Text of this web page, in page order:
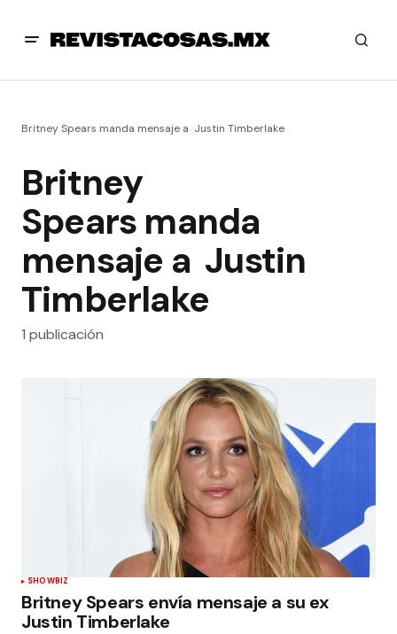
Britney Spears manda mensaje a Justin Timberlake
Britney
Spears manda
mensaje a Justin
Timberlake
1 publicación
SHOWBIZ
Britney Spears envía mensaje a su ex
Justin Timberlake